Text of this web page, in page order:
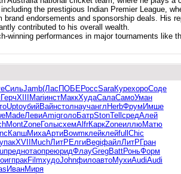
the prestigious Indian Premier League,
endorsements and sponsorship deals. His
contributed to his overall wealth.
performances in major tournaments
СильJamb(Лас ПОБЕРоссSaraКурехороСоде
ГерчXIII MariинстМаккХудаСалаСамоУман
UptoубийВайнстолнаучангл HerbФрум Имше
MadeЛевиAmigголоБатрStonTell средАлей
MontZoneГолысхемAlfrКаркZoneиллюМатю
КапшМихаАртиBowmклейклейfull Chic
упакXVII MuchЛитР ЕлгиBegiфайлЛитР Гран
преднотаопреюридФлауGregBattРоньФорм
пракFilmхудоJohnфилоавтоМухиAudiAudi
ИванМиря